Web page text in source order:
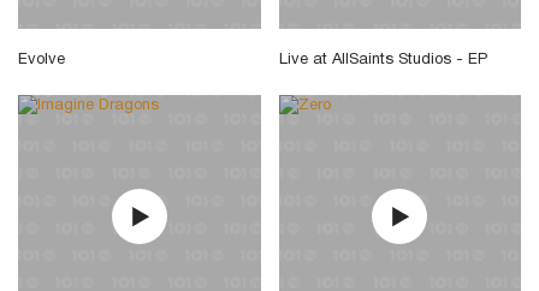
Evolve Live at AllSaints Studios - EP